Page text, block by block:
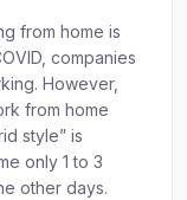
from home is
companies
However,
from home
style” is
only 1 to 3
other days.